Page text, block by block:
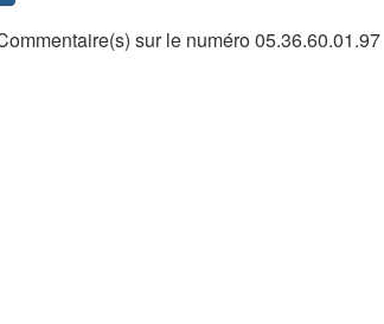
sur le numéro 05.36.60.01.97